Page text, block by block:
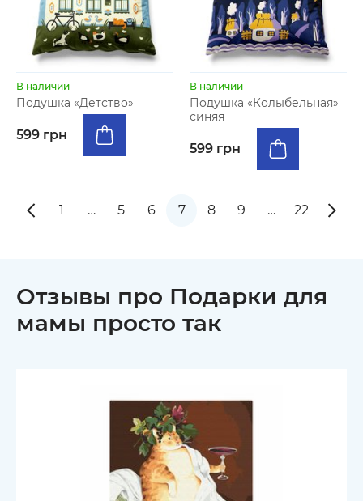
В наличии
Подушка «Детство»
599 грн
В наличии
Подушка «Колыбельная»
синяя
599 грн
1 … 5 6 7 8 9 … 22
Отзывы про Подарки для
мамы просто так